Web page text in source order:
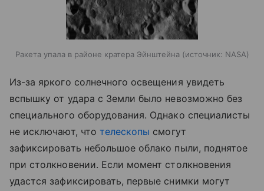
Ракета упала в районе кратера Эйнштейна источник: NASA
Из-за яркого солнечного освещения увидеть
вспышку от удара с Земли было невозможно без
специального оборудования. Однако специалисты
не исключают, что телескопы смогут
зафиксировать небольшое облако пыли, поднятое
при столкновении. Если момент столкновения
удастся зафиксировать, первые снимки могут